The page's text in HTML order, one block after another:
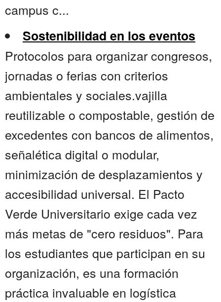
campus c...
Sostenibilidad en los eventos
Protocolos para organizar congresos,
jornadas o ferias con criterios
ambientales y sociales.vajilla
reutilizable o compostable, gestión de
excedentes con bancos de alimentos,
señalética digital o modular,
minimización de desplazamientos y
accesibilidad universal. El Pacto
Verde Universitario exige cada vez
más metas de "cero residuos". Para
los estudiantes que participan en su
organización, es una formación
práctica invaluable en logística